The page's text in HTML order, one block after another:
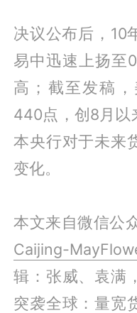
决议公布后，10
易中迅速上扬至
高；截至发稿
440点，创8月以
本央行对于未来
变化。
本文来自微信公
Caijing-
辑：张威、袁满
突袭全球：量宽